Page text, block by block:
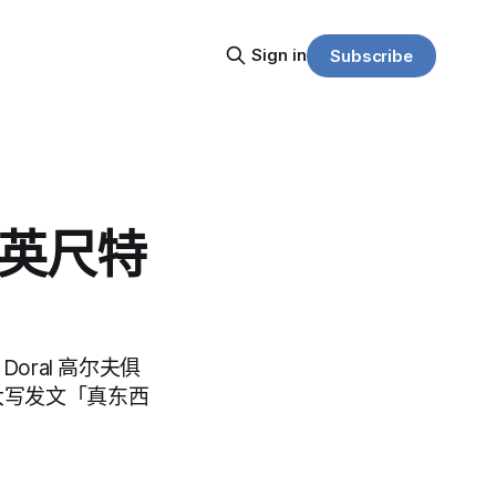
Sign in Subscribe
尺特
高尔夫俱
发文「真东西